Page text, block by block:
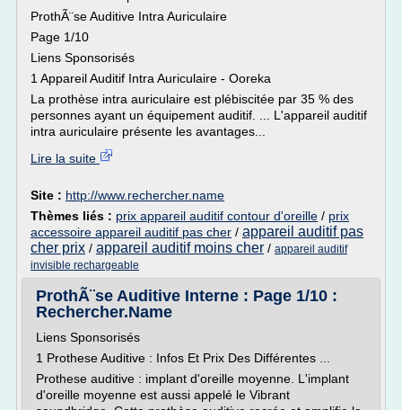
ProthÃ¨se Auditive Intra Auriculaire
Page 1/10
Liens Sponsorisés
1 Appareil Auditif Intra Auriculaire - Ooreka
La prothèse intra auriculaire est plébiscitée par 35 % des
personnes ayant un équipement auditif. ... L'appareil auditif
intra auriculaire présente les avantages...
Lire la suite
Site : http://www.rechercher.name
Thèmes liés : prix appareil auditif contour d'oreille / prix
accessoire appareil auditif pas cher / appareil auditif pas
cher prix / appareil auditif moins cher / appareil auditif
invisible rechargeable
ProthÃ¨se Auditive Interne : Page 1/10 :
Rechercher.Name
Liens Sponsorisés
1 Prothese Auditive : Infos Et Prix Des Différentes ...
Prothese auditive : implant d'oreille moyenne. L'implant
d'oreille moyenne est aussi appelé le Vibrant